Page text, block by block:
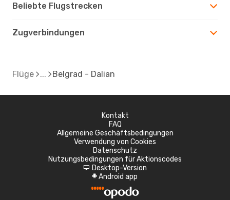
Beliebte Flugstrecken
Zugverbindungen
Flüge Belgrad - Dalian
Kontakt
FAQ
Allgemeine Geschäftsbedingungen
Verwendung von Cookies
Datenschutz
Nutzungsbedingungen für Aktionscodes
d Desktop-Version
A Android app